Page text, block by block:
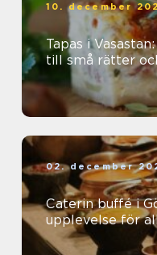
10. december
Tapas i
till små rätter
02. december
Caterin buffé i
upplevelse för